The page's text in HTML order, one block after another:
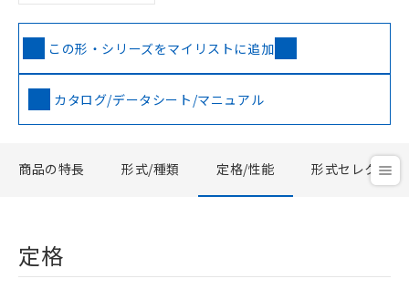
この形・シリーズをマイリストに追加
カタログ/データシート/マニュアル
商品の特長 形式/種類 定格/性能 形式セレクタ
定格